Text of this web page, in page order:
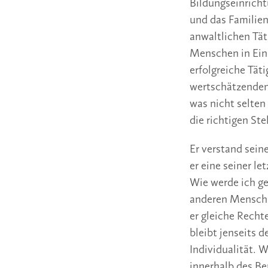
und das
anwaltlichen
Menschen in
erfolgreiche
was nicht
die richtigen
Er verstand
er eine seiner
Wie werde ich
anderen
er gleiche
bleibt jenseits
Individualität.